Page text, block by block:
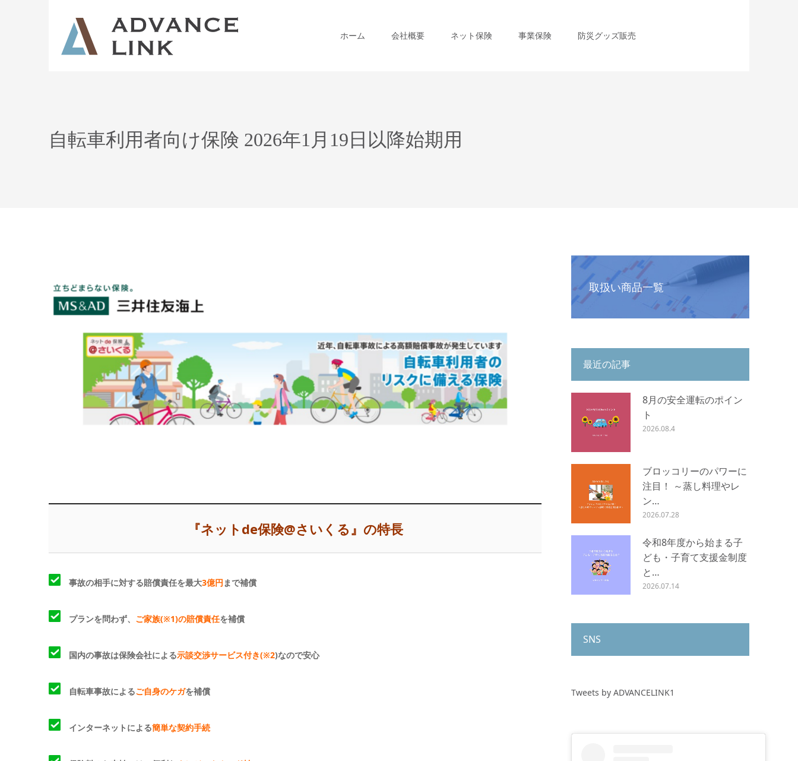
ホーム 会社概要 ネット保険 事業保険 防災グッズ販売
自転車利用者向け保険 2026年1月19日以降始期用
『ネットde保険@さいくる』の特長
事故の相手に対する賠償責任を最大3億円まで補償
プランを問わず、 ご家族(※1)の賠償責任を補償
国内の事故は保険会社による示談交渉サービス付き(※2)なので安心
自転車事故によるご自身のケガを補償
インターネットによる簡単な契約手続
取扱い商品一覧
最近の記事
8月の安全運転のポイン
ト
2026.08.4
ブロッコリーのパワーに
注目！ ～蒸し料理やレ
ン…
2026.07.28
令和8年度から始まる子
ども・子育て支援金制度
と…
2026.07.14
SNS
Tweets by ADVANCELINK1